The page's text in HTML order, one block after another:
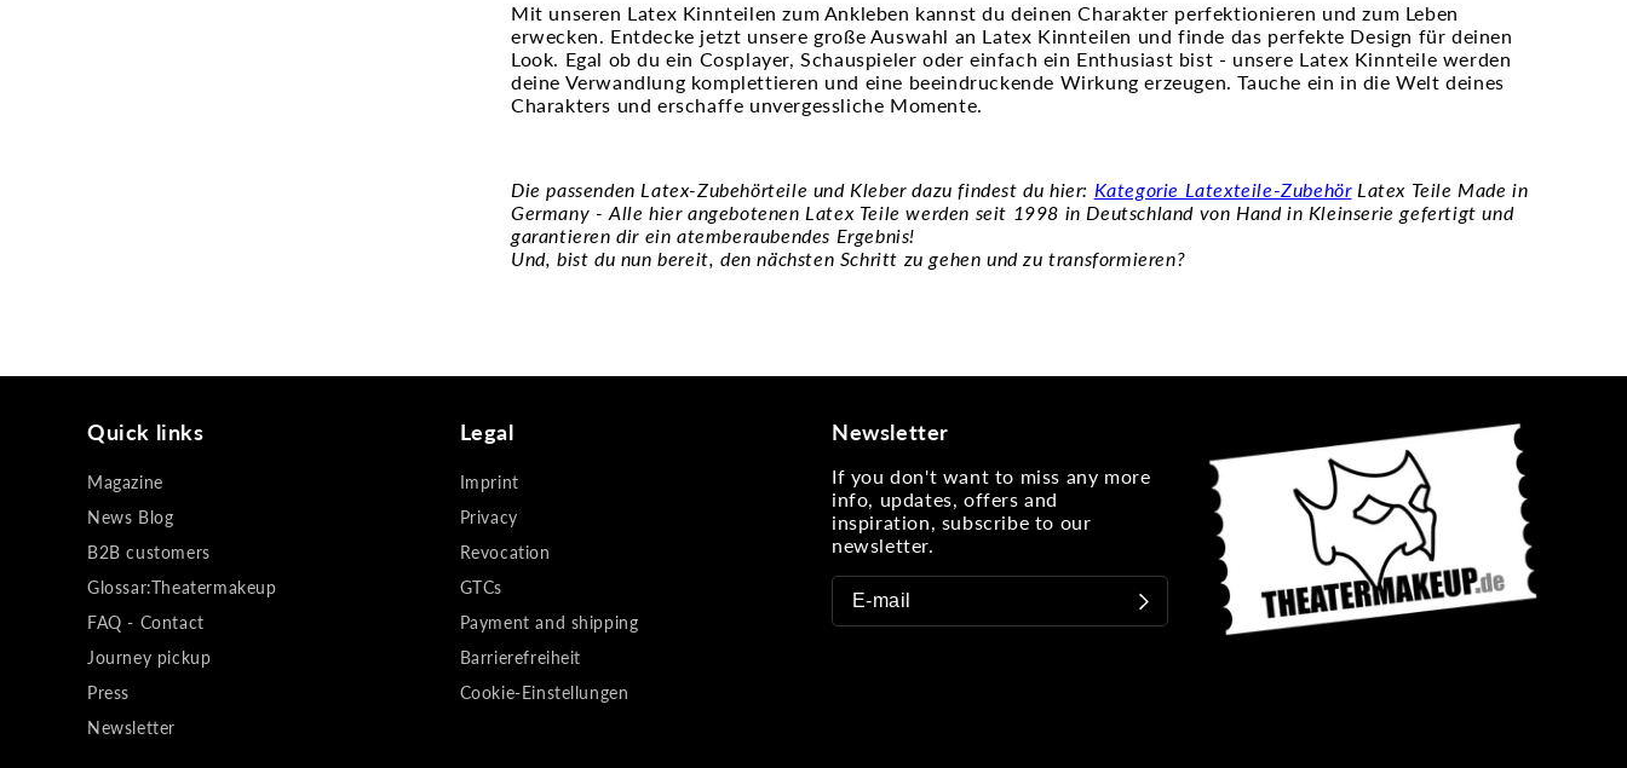
Mit unseren Latex Kinnteilen zum Ankleben kannst du deinen Charakter perfektionieren und zum Leben
erwecken. Entdecke jetzt unsere große Auswahl an Latex Kinnteilen und finde das perfekte Design für deinen
Look. Egal ob du ein Cosplayer, Schauspieler oder einfach ein Enthusiast bist - unsere Latex Kinnteile werden
deine Verwandlung komplettieren und eine beeindruckende Wirkung erzeugen. Tauche ein in die Welt deines
Charakters und erschaffe unvergessliche Momente.
Die passenden Latex-Zubehörteile und Kleber dazu findest du hier: Kategorie Latexteile-ZubehörLatex Teile Made in
Germany - Alle hier angebotenen Latex Teile werden seit 1998 in Deutschland von Hand in Kleinserie gefertigt und
garantieren dir ein atemberaubendes Ergebnis!
Und, bist du nun bereit, den nächsten Schritt zu gehen und zu transformieren?
Quick links
Magazine
News Blog
B2B customers
Glossar:Theatermakeup
FAQ - Contact
Journey pickup
Press
Newsletter
Legal
Imprint
Privacy
Revocation
GTCs
Payment and shipping
Barrierefreiheit
Cookie-Einstellungen
Newsletter
If you don't want to miss any more
info, updates, offers and
inspiration, subscribe to our
newsletter.